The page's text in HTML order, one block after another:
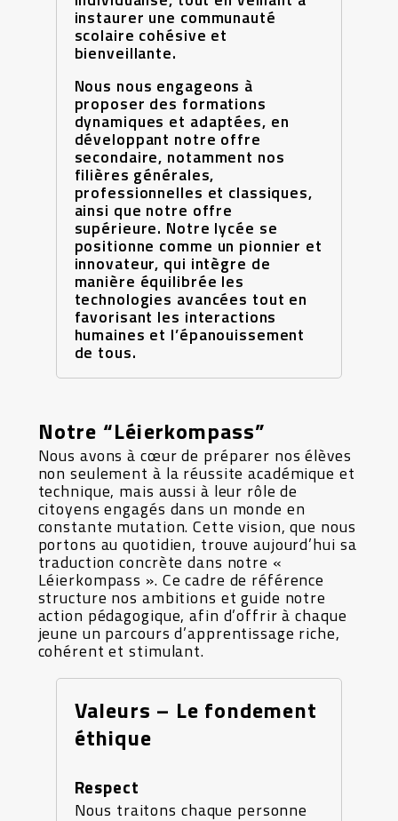
instaurer une communauté
scolaire cohésive et
bienveillante.
Nous nous engageons à
proposer des formations
dynamiques et adaptées, en
développant notre offre
secondaire, notamment nos
filières générales,
professionnelles et classiques,
ainsi que notre offre
supérieure. Notre lycée se
positionne comme un pionnier et
innovateur, qui intègre de
manière équilibrée les
technologies avancées tout en
favorisant les interactions
humaines et l’épanouissement
de tous.
Notre “Léierkompass”
Nous avons à cœur de préparer nos élèves
non seulement à la réussite académique et
technique, mais aussi à leur rôle de
citoyens engagés dans un monde en
constante mutation. Cette vision, que nous
portons au quotidien, trouve aujourd’hui sa
traduction concrète dans notre «
Léierkompass ». Ce cadre de référence
structure nos ambitions et guide notre
action pédagogique, afin d’offrir à chaque
jeune un parcours d’apprentissage riche,
cohérent et stimulant.
Valeurs – Le fondement
éthique
Respect
Nous traitons chaque personne